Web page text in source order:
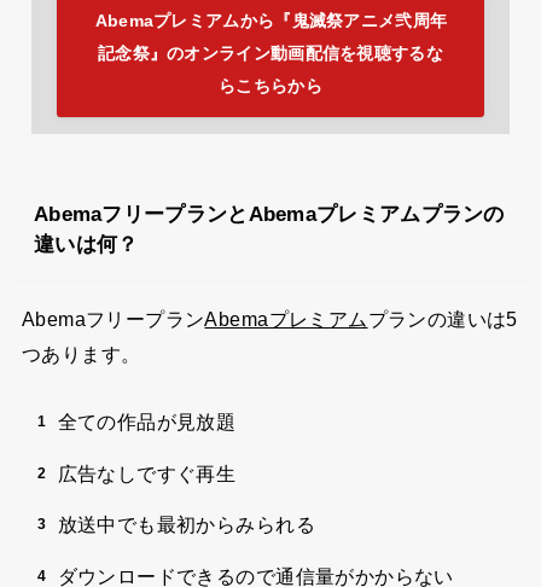
Abemaプレミアムから『鬼滅祭アニメ弐周年
記念祭』のオンライン動画配信を視聴するな
らこちらから
AbemaフリープランとAbemaプレミアムプランの
違いは何？
AbemaフリープランAbemaプレミアム プランの違いは5
つあります。
全ての作品が見放題
広告なしですぐ再生
放送中でも最初からみられる
ダウンロードできるので通信量がかからない